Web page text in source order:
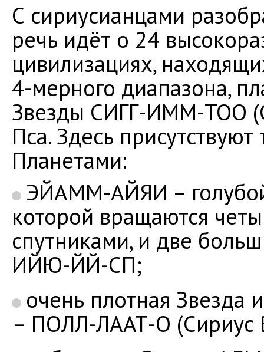
С сириусианцами
речь идёт о 24
цивилизациях,
4-мерного диапазона,
Звезды СИГГ-ИММ-ТОО
Пса. Здесь
Планетами:
ЭЙАММ-АЙЯИ – голубой
которой вращаются
спутниками, и две
ИЙЮ-ЙЙ-СП;
очень плотная Звезда
– ПОЛЛ-ЛААТ-О (Сириус